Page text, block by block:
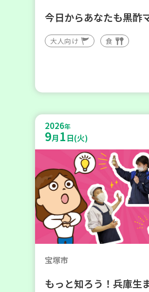
今日からあなたも黒酢
大人向け 食
2026年
9月 1日(火)
宝塚市
もっと知ろう！兵庫生